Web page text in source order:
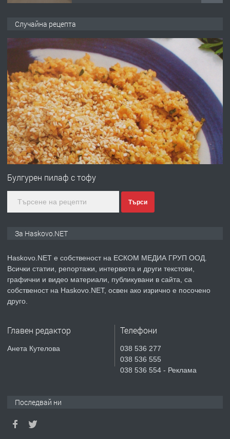
АПАРТАМЕНТ В ЦЕНТЪРА НА ГР.
ХАСКОВО
преди 2 дни
ПРЕДЛАГА Давам гараж под наем
преди 2 дни
ПРЕДЛАГА
№4120 Магазин/Офис под наем в кв.
градската градина!
преди 3 дни
ПРЕДЛАГА
Продавам парцел в гр. Хасково кв.
СГЛОБЯВАНЕ НА МЕБЕЛИ.
Случайна рецепта
Булгурен пилаф с тофу
Търси
За Haskovo.NET
Haskovo.NET е собственост на ЕСКОМ МЕДИА ГРУП ООД.
Всички статии, репортажи, интервюта и други текстови,
графични и видео материали, публикувани в сайта, са
собственост на Haskovo.NET, освен ако изрично е посочено
друго.
Главен редактор
Анета Кутелова
Телефони
038 536 277
038 536 555
038 536 554 - Реклама
Последвай ни